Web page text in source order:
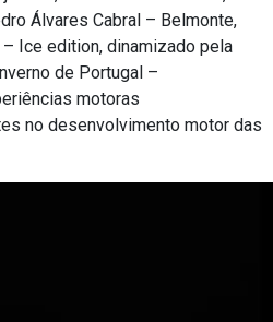
Álvares Cabral – Belmonte,
Ice edition, dinamizado pela
de Portugal –
motoras
no desenvolvimento motor das